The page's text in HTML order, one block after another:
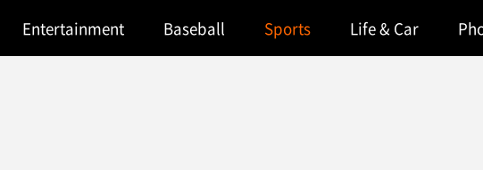
Entertainment Baseball Sports Life & Car